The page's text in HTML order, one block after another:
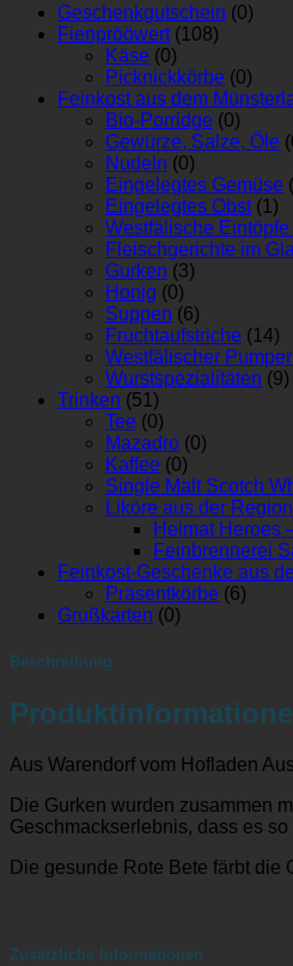
Geschenkgutschein (0)
Fienprööwert (108)
Käse (0)
Picknickkörbe (0)
Feinkost aus dem
Bio-Porridge (0)
Gewürze, Salze, Öle
Nudeln (0)
Eingelegtes Gemüse
Eingelegtes Obst (1)
Westfälische
Fleischgerichte im
Gurken (3)
Honig (0)
Suppen (6)
Fruchtaufstriche (14)
Westfälischer
Wurstspezialitäten (9)
Trinken (51)
Tee (0)
Mazadro (0)
Kaffee (0)
Single Malt Scotch
Liköre aus der Region
Heimat Heroes
Feinbrennerei
Feinkost-Geschenke aus
Präsentkörbe (6)
Grußkarten (0)
Beschreibung
Aus Warendorf vom Hofladen
Die Gurken wurden zusammen
Geschmackserlebnis, dass es
Die gesunde Rote Bete färbt die
Zusätzliche Informationen